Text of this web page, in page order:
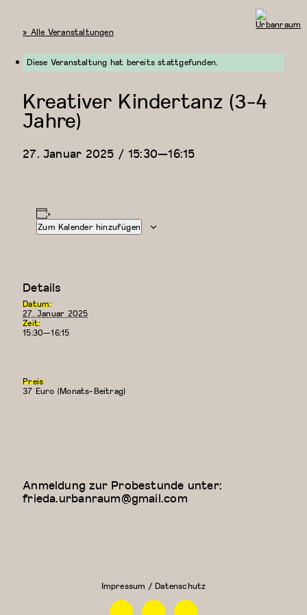
« Alle Veranstaltungen
Diese Veranstaltung hat bereits stattgefunden.
Kreativer Kindertanz (3-4
Jahre)
27. Januar 2025 / 15:30—16:15
Anmeldung zur Probestunde unter:
frieda.urbanraum@gmail.com
Zum Kalender hinzufügen
Details
Datum:
27. Januar 2025
Zeit:
15:30—16:15
Preis
37 Euro (Monats-Beitrag)
Impressum / Datenschutz
FacebookInstagramLinkedin